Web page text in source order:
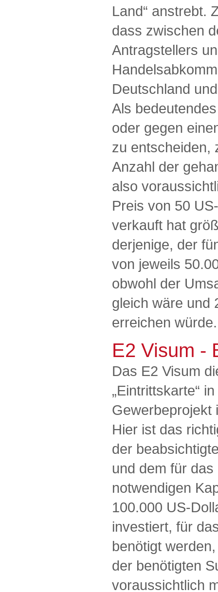
Land“ anstrebt.
dass zwischen
Antragstellers
Deutschland
Als
oder gegen
zu entscheiden,
Anzahl der
also
Preis von 50
verkauft hat
derjenige, der
von jeweils
obwohl der
gleich wäre und
erreichen
E2 Visum -
Das E2 Visum
„Eintrittskarte“
Gewerbeprojekt
Hier ist das
der
und dem für
notwendigen
100.000 US-
investiert, für
benötigt
der benötigten
voraussichtlich